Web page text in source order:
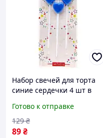
Набор свечей для торта
синие сердечки 4 шт в
рождения декор для
праздника
Готово к отправке
89₴
129 ₴